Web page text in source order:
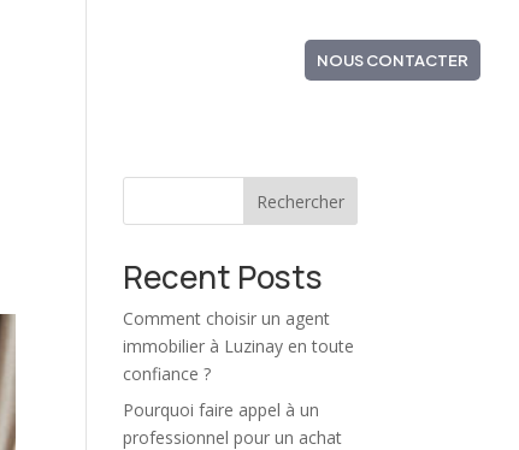
NOUS CONTACTER
Rechercher
Recent Posts
Comment choisir un agent
immobilier à Luzinay en toute
confiance ?
Pourquoi faire appel à un
professionnel pour un achat